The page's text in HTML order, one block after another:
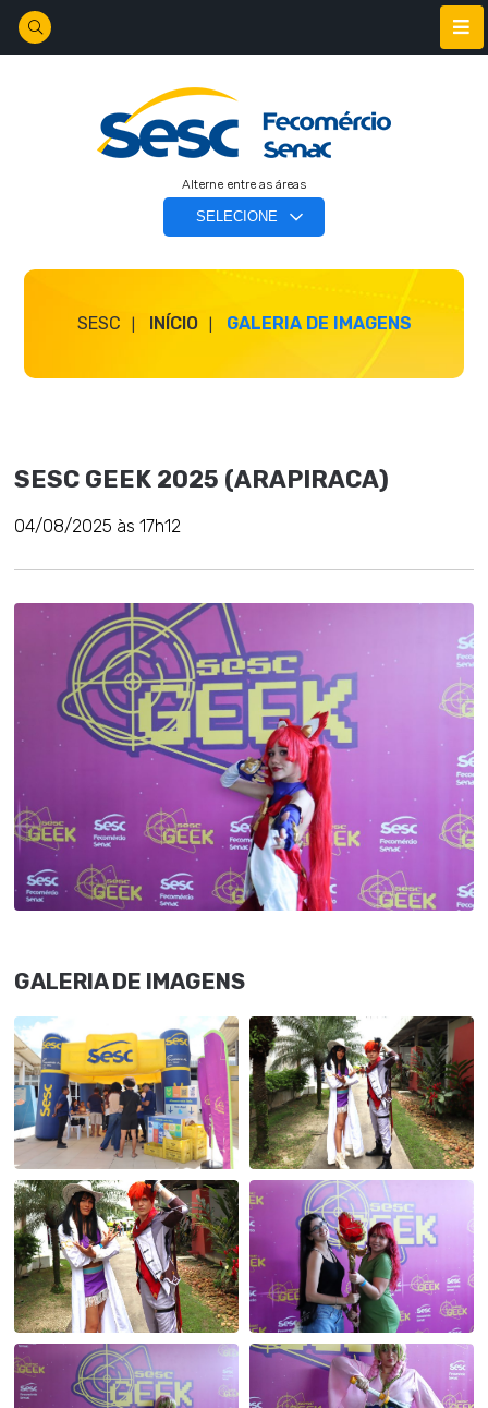
Alterne entre as áreas
SESC INÍCIO GALERIA DE IMAGENS
SESC GEEK 2025 (ARAPIRACA)
04/08/2025 às 17h12
GALERIA DE IMAGENS